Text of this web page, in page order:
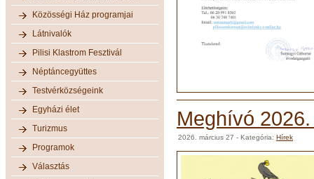
Közösségi Ház programjai
Látnivalók
Pilisi Klastrom Fesztivál
Néptáncegyüttes
Testvérközségeink
Egyházi élet
Turizmus
Programok
Választás
Meghívó
2026. március 27 - Kategória: Hírek